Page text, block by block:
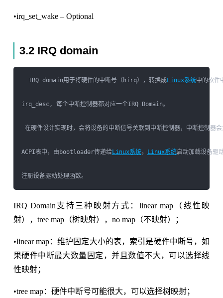
•irq_set_wake – Optional
3.2 IRQ domain
IRQ domain用于将硬件的中断号（hirq），转换成Linux系统中的软件
irq_desc, 每个中断控制器都对应一个IRQ Domain。
在硬件设计实现时，会将设备的中断信号关联到中断控制器，中断控制器
ACPI表中，由bootloader传递给Linux系统， Linux系统启动加载设备驱
IRQ Domain支持三种映射方式：linear map（线性映
射），tree map（树映射），no map（不映射）；
•linear map：维护固定大小的表，索引是硬件中断号，如
果硬件中断最大数量固定，并且数值不大，可以选择线
性映射；
•tree map：硬件中断号可能很大，可以选择树映射；